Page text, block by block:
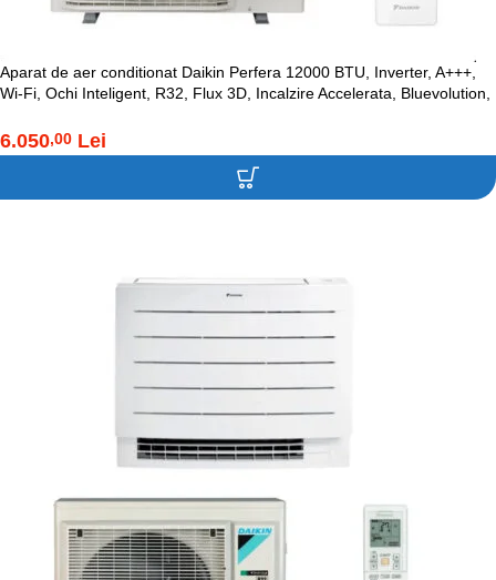
Aparat de aer conditionat Daikin Perfera 12000 BTU, Inverter, A+++,
Wi-Fi, Ochi Inteligent, R32, Flux 3D, Incalzire Accelerata, Bluevolution,
6.050,00 Lei